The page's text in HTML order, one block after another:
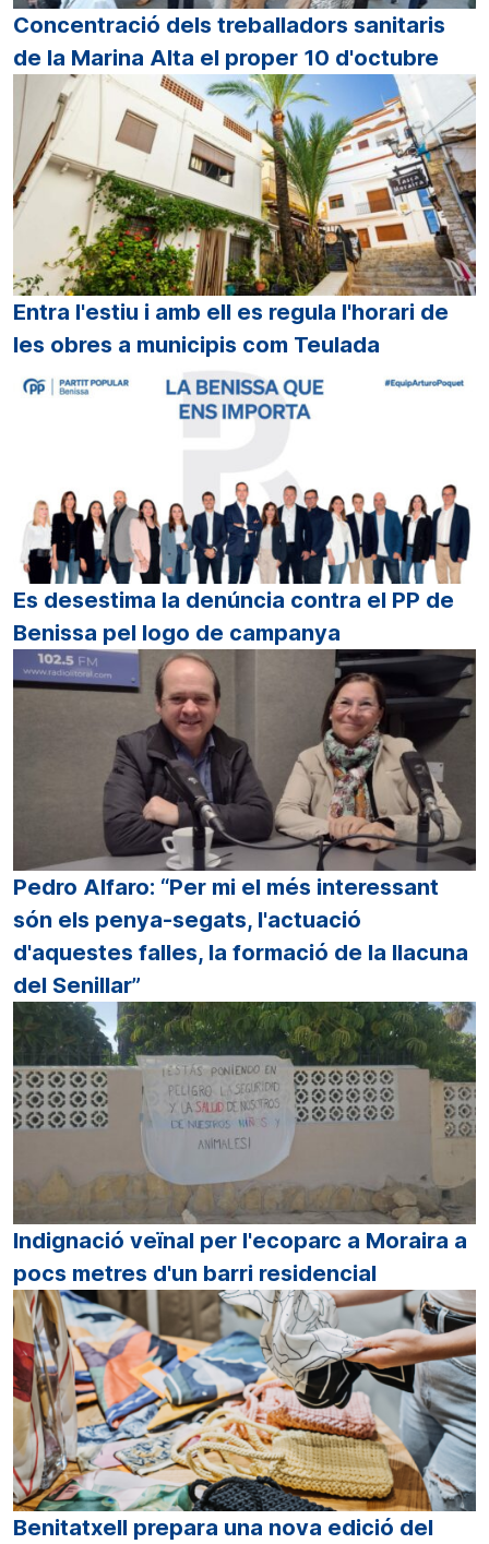
Concentració dels treballadors sanitaris
de la Marina Alta el proper 10 d'octubre
Entra l'estiu i amb ell es regula l'horari de
les obres a municipis com Teulada
Es desestima la denúncia contra el PP de
Benissa pel logo de campanya
Pedro Alfaro: “Per mi el més interessant
són els penya-segats, l'actuació
d'aquestes falles, la formació de la llacuna
del Senillar”
Indignació veïnal per l'ecoparc a Moraira a
pocs metres d'un barri residencial
Benitatxell prepara una nova edició del